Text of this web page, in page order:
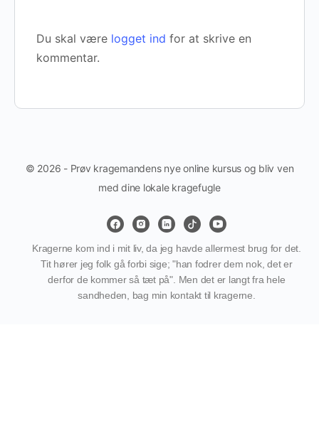
Du skal være logget ind for at skrive en
kommentar.
© 2026 - Prøv kragemandens nye online kursus og bliv ven
med dine lokale kragefugle
Kragerne kom ind i mit liv, da jeg havde allermest brug for det.
Tit hører jeg folk gå forbi sige; "han fodrer dem nok, det er
derfor de kommer så tæt på". Men det er langt fra hele
sandheden, bag min kontakt til kragerne.